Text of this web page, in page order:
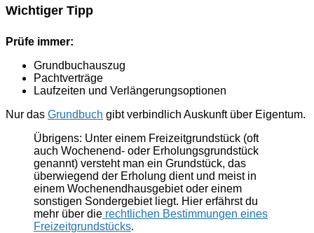
Wichtiger Tipp
Prüfe immer:
Grundbuchauszug
Pachtverträge
Laufzeiten und Verlängerungsoptionen
Nur das Grundbuch gibt verbindlich Auskunft über Eigentum.
Übrigens: Unter einem Freizeitgrundstück (oft
auch Wochenend- oder Erholungsgrundstück
genannt) versteht man ein Grundstück, das
überwiegend der Erholung dient und meist in
einem Wochenendhausgebiet oder einem
sonstigen Sondergebiet liegt. Hier erfährst du
mehr über die rechtlichen Bestimmungen eines
Freizeitgrundstücks.